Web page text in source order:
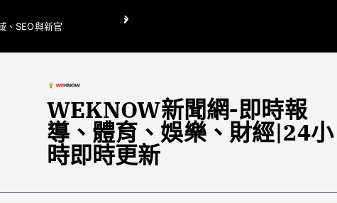
、SEO與新官
翁曉玲喊刪陸委會1295萬媒宣費惹議 梁文傑回「只能靠嘴巴」
WEKNOW新聞網-即時報
導、體育、娛樂、財經|24小
時即時更新